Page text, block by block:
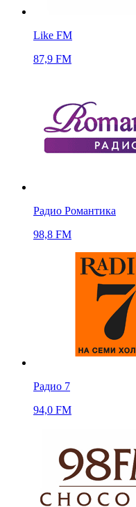
Like FM
87,9 FM
Радио Романтика
98,8 FM
Радио 7
94,0 FM